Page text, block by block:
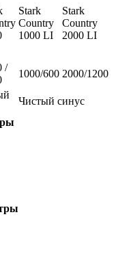
Stark
Country
1000 LI
Stark
Country
2000 LI
/
1000/600 2000/1200
Чистый синус